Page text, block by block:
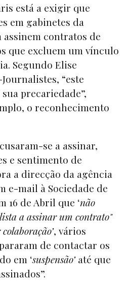
está a exigir que
em gabinetes da
assinem contratos de
que excluem um vínculo
Segundo Elise
“este
precariedade”,
o reconhecimento
se a assinar,
e sentimento de
a direcção da agência
e-mail à Sociedade de
16 de Abril que ‘não
a assinar um contrato"
, vários
de contactar os
em ‘suspensão’até que